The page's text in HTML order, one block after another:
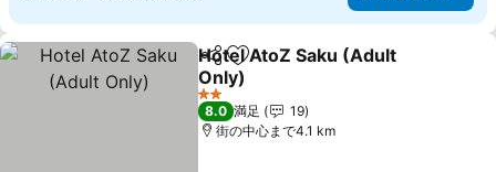
シェアお気に入りに追加
Hotel AtoZ Saku (Adult
Only)
料金を表示
2 ホテルのランク
8.0 満足
19
街の中心まで4.1 km